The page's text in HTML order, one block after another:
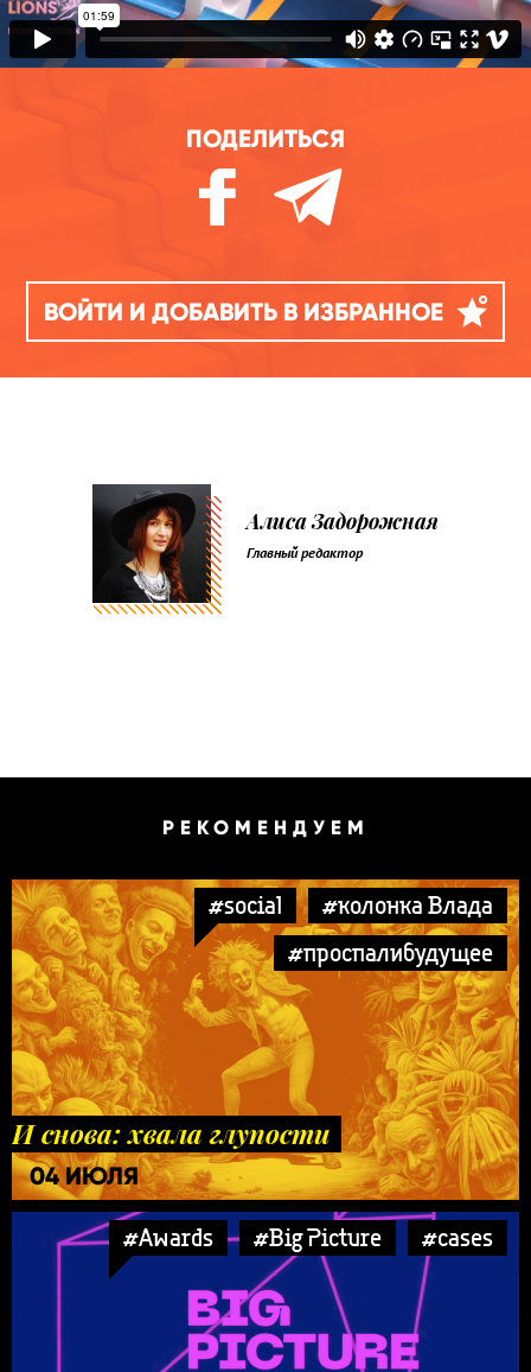
ПОДЕЛИТЬСЯ
ВОЙТИ И ДОБАВИТЬ В ИЗБРАННОЕ
Алиса Задорожная
Главный редактор
РЕКОМЕНДУЕМ
#social
#колонка Влада
#проспалибудущее
И снова: хвала глупости
04 ИЮЛЯ
#Awards #Big Picture #cases